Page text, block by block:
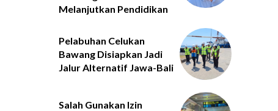
Melanjutkan Pendidikan
Pelabuhan Celukan
Bawang Disiapkan Jadi
Jalur Alternatif Jawa-Bali
Salah Gunakan Izin